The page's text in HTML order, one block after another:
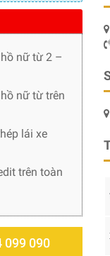
nữ từ 2 –
nữ từ trên
lái xe
trên toàn
099 090